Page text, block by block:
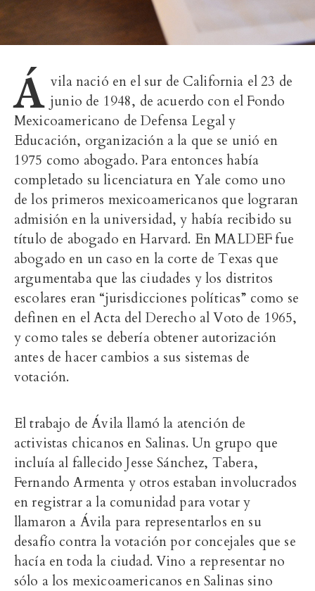
Á vila nació en el sur de California el 23 de
junio de 1948, de acuerdo con el Fondo
Mexicoamericano de Defensa Legal y
Educación, organización a la que se unió en
1975 como abogado. Para entonces había
completado su licenciatura en Yale como uno
de los primeros mexicoamericanos que lograran
admisión en la universidad, y había recibido su
título de abogado en Harvard. En MALDEF fue
abogado en un caso en la corte de Texas que
argumentaba que las ciudades y los distritos
escolares eran “jurisdicciones políticas” como se
definen en el Acta del Derecho al Voto de 1965,
y como tales se debería obtener autorización
antes de hacer cambios a sus sistemas de
votación.
El trabajo de Ávila llamó la atención de
activistas chicanos en Salinas. Un grupo que
incluía al fallecido Jesse Sánchez, Tabera,
Fernando Armenta y otros estaban involucrados
en registrar a la comunidad para votar y
llamaron a Ávila para representarlos en su
desafío contra la votación por concejales que se
hacía en toda la ciudad. Vino a representar no
sólo a los mexicoamericanos en Salinas sino